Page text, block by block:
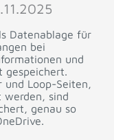
Datenablage für
bei
und
gespeichert.
und Loop-Seiten,
werden, sind
genau so